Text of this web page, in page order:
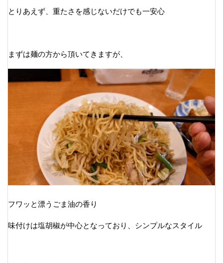
とりあえず、重たさを感じないだけでも一安心
まずは麺の方から頂いてきますが、
フワッと漂うごま油の香り
味付けは塩胡椒が中心となっており、シンプルなスタイル